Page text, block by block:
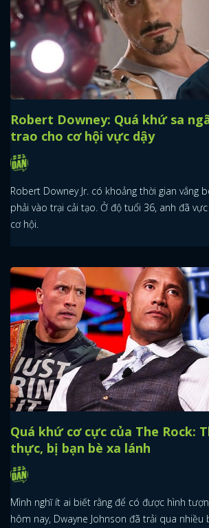
Robert Downey: Quá khứ sa
trao cho cơ hội vực dậy
Robert Downey Jr. có khoảng thời gian vắng
phải vào trại cải tạo. Ở độ tuổi 36, anh đã
cơ hội.
Quá khứ cơ cực của The Rock:
thực, bị bạn bè xa lánh
Mình nghĩ ít ai biết rằng để có được hình
hôm nay, Dwayne Johnson đã trải qua nhiều